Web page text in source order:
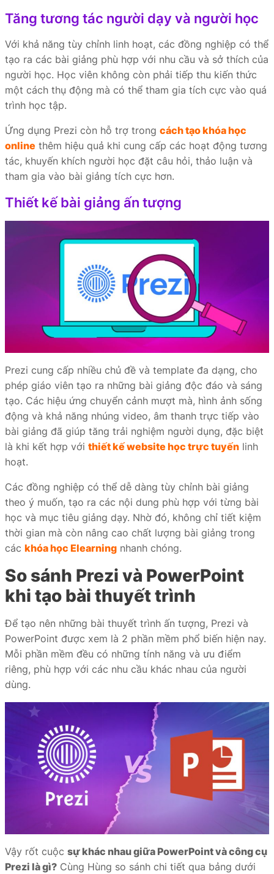
Tăng tương tác người dạy và người học
Với khả năng tùy chỉnh linh hoạt, các đồng nghiệp có thể
tạo ra các bài giảng phù hợp với nhu cầu và sở thích của
người học. Học viên không còn phải tiếp thu kiến thức
một cách thụ động mà có thể tham gia tích cực vào quá
trình học tập.
Ứng dụng Prezi còn hỗ trợ trong cách tạo khóa học
online thêm hiệu quả khi cung cấp các hoạt động tương
tác, khuyến khích người học đặt câu hỏi, thảo luận và
tham gia vào bài giảng tích cực hơn.
Thiết kế bài giảng ấn tượng
Prezi cung cấp nhiều chủ đề và template đa dạng, cho
phép giáo viên tạo ra những bài giảng độc đáo và sáng
tạo. Các hiệu ứng chuyển cảnh mượt mà, hình ảnh sống
động và khả năng nhúng video, âm thanh trực tiếp vào
bài giảng đã giúp tăng trải nghiệm người dụng, đặc biệt
là khi kết hợp với thiết kế website học trực tuyến linh
hoạt.
Các đồng nghiệp có thể dễ dàng tùy chỉnh bài giảng
theo ý muốn, tạo ra các nội dung phù hợp với từng bài
học và mục tiêu giảng dạy. Nhờ đó, không chỉ tiết kiệm
thời gian mà còn nâng cao chất lượng bài giảng trong
các khóa học Elearning nhanh chóng.
So sánh Prezi và PowerPoint
khi tạo bài thuyết trình
Để tạo nên những bài thuyết trình ấn tượng, Prezi và
PowerPoint được xem là 2 phần mềm phổ biến hiện nay.
Mỗi phần mềm đều có những tính năng và ưu điểm
riêng, phù hợp với các nhu cầu khác nhau của người
dùng.
Vậy rốt cuộc sự khác nhau giữa PowerPoint và công cụ
Prezi là gì? Cùng Hùng so sánh chi tiết qua bảng dưới